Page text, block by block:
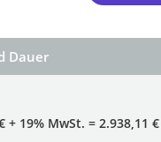
Dauer
+ 19% MwSt. = 2.938,11 €